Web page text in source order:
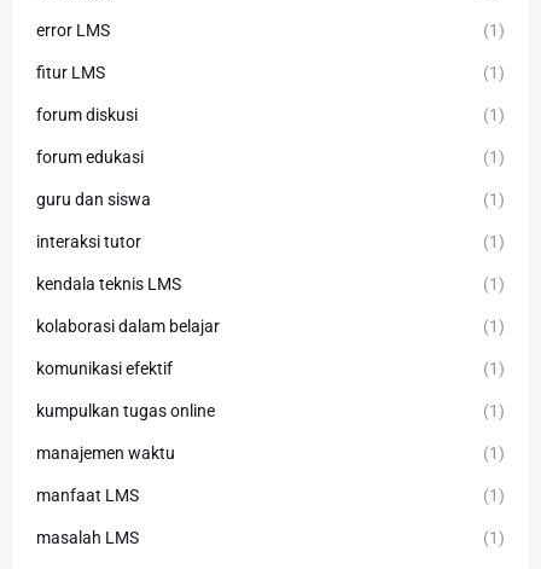
error LMS (1)
fitur LMS (1)
forum diskusi (1)
forum edukasi (1)
guru dan siswa (1)
interaksi tutor (1)
kendala teknis LMS (1)
kolaborasi dalam belajar (1)
komunikasi efektif (1)
kumpulkan tugas online (1)
manajemen waktu (1)
manfaat LMS (1)
masalah LMS (1)